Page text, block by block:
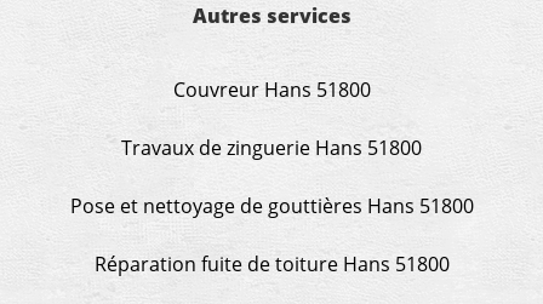
Autres services
Couvreur Hans 51800
Travaux de zinguerie Hans 51800
Pose et nettoyage de gouttières Hans 51800
Réparation fuite de toiture Hans 51800